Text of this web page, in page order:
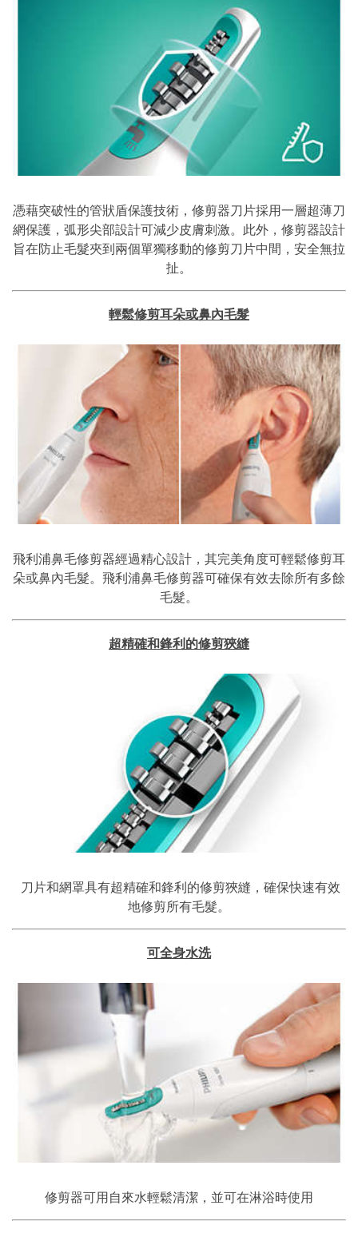
憑藉突破性的管狀盾保護技術，修剪器刀片採用一層超薄刀
網保護，弧形尖部設計可減少皮膚刺激。此外，修剪器設計
旨在防止毛髮夾到兩個單獨移動的修剪刀片中間，安全無拉
扯。
輕鬆修剪耳朵或鼻內毛髮
飛利浦鼻毛修剪器經過精心設計，其完美角度可輕鬆修剪耳
朵或鼻內毛髮。飛利浦鼻毛修剪器可確保有效去除所有多餘
毛髮。
超精確和鋒利的修剪狹縫
刀片和網罩具有超精確和鋒利的修剪狹縫，確保快速有效
地修剪所有毛髮。
可全身水洗
修剪器可用自來水輕鬆清潔，並可在淋浴時使用